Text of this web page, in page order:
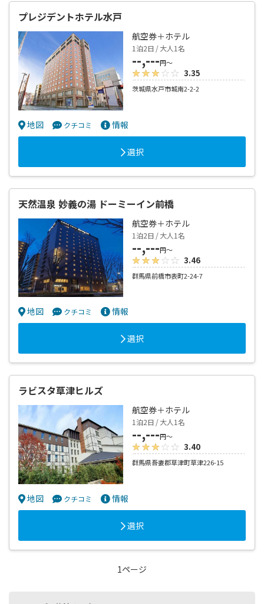
プレジデントホテル水戸
航空券＋ホテル
1泊2日 / 大人1名
--,---円～
3.35
茨城県水戸市城南2-2-2
地図 クチコミ 情報
選択
天然温泉 妙義の湯 ドーミーイン前橋
航空券＋ホテル
1泊2日 / 大人1名
--,---円～
3.46
群馬県前橋市表町2-24-7
地図 クチコミ 情報
選択
ラビスタ草津ヒルズ
航空券＋ホテル
1泊2日 / 大人1名
--,---円～
3.40
群馬県吾妻郡草津町草津226-15
地図 クチコミ 情報
選択
1ページ